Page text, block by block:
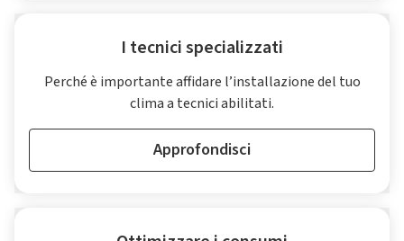
I tecnici specializzati
Perché è importante affidare l’installazione del tuo
clima a tecnici abilitati.
Approfondisci